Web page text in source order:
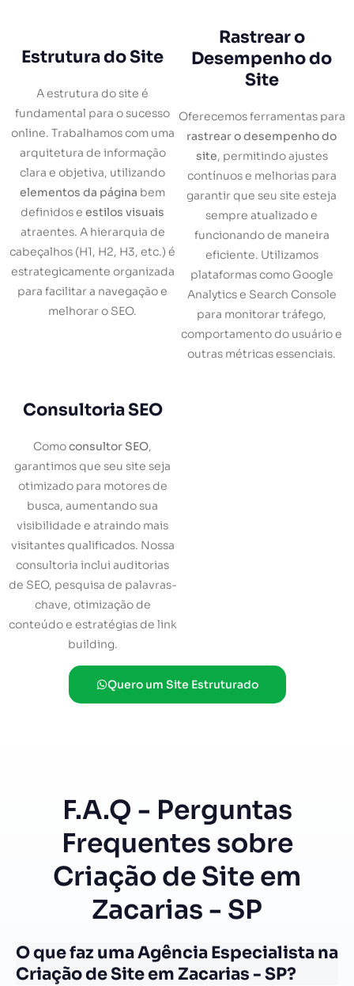
Estrutura do Site
A estrutura do site é
fundamental para o sucesso
online. Trabalhamos com uma
arquitetura de informação
clara e objetiva, utilizando
elementos da página bem
definidos e estilos visuais
atraentes. A hierarquia de
cabeçalhos (H1, H2, H3, etc.) é
estrategicamente organizada
para facilitar a navegação e
melhorar o SEO.
Rastrear o
Desempenho do
Site
Oferecemos ferramentas para
rastrear o desempenho do
site, permitindo ajustes
contínuos e melhorias para
garantir que seu site esteja
sempre atualizado e
funcionando de maneira
eficiente. Utilizamos
plataformas como Google
Analytics e Search Console
para monitorar tráfego,
comportamento do usuário e
outras métricas essenciais.
Consultoria SEO
Comoconsultor SEO,
garantimos que seu site seja
otimizado para motores de
busca, aumentando sua
visibilidade e atraindo mais
visitantes qualificados. Nossa
consultoria inclui auditorias
de SEO, pesquisa de palavras-
chave, otimização de
conteúdo e estratégias de link
building.
Quero um Site Estruturado
F.A.Q - Perguntas
Frequentes sobre
Criação de Site em
Zacarias - SP
O que faz uma Agência Especialista na
Criação de Site em Zacarias - SP?